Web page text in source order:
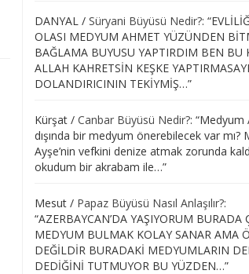
DANYAL/ Süryani Büyüsü Nedir?: “
OLASI MEDYUM AHMET YÜZÜNDEN
BAĞLAMA BUYUSU YAPTIRDIM BEN BU
ALLAH KAHRETSİN KEŞKE
DOLANDIRICININ TEKİYMİŞ…”
Kürşat/ Canbar Büyüsü Nedir?: “Medyum
dışında bir medyum önerebilecek var mı?
Ayşe’nin vefkini denize atmak zorunda
okudum bir akrabam ile…”
Mesut/ Papaz Büyüsü Nasıl Anlaşılır?:
“AZERBAYCAN’DA YAŞIYORUM BURADA
MEDYUM BULMAK KOLAY SANAR AMA
DEĞİLDİR BURADAKİ MEDYUMLARIN
DEDİĞİNİ TUTMUYOR BU YÜZDEN…”